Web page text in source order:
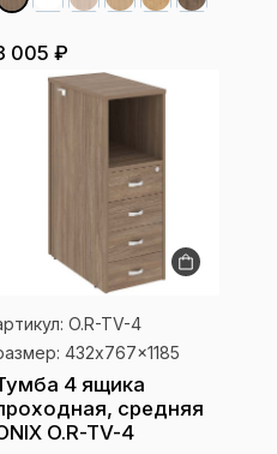
005 ₽
O.R-TV-4
432x767x1185
4 ящика
средняя
O.R-TV-4